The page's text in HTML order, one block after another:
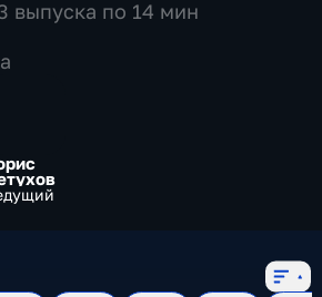
выпуска по 14 мин